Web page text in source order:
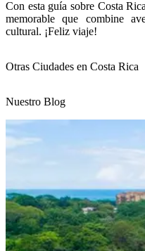
Con esta guía sobre Costa
memorable que combine
cultural. ¡Feliz viaje!
Otras Ciudades en Costa Rica
Nuestro Blog